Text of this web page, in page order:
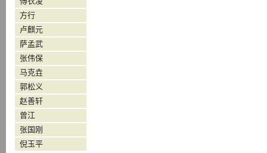
方行
卢麒元
萨孟武
张伟保
马克垚
郭松义
赵善轩
曾江
张国刚
倪玉平